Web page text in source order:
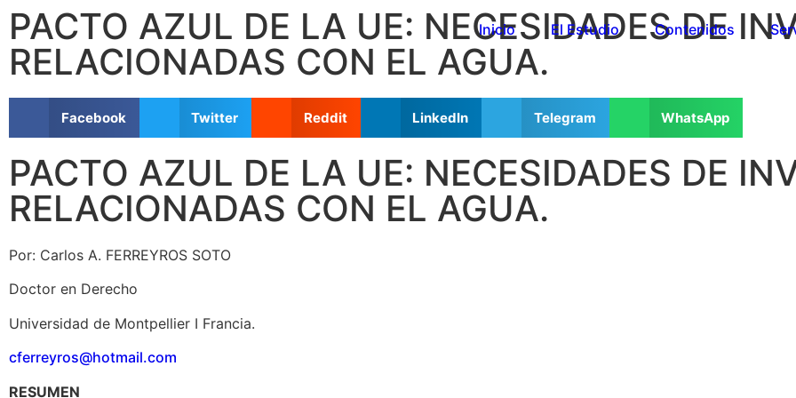
Inicio El Estudio Contenidos
PACTO AZUL DE LA UE: NECESIDADES DE
RELACIONADAS CON EL AGUA.
Facebook Twitter Reddit LinkedIn Telegram WhatsApp
PACTO AZUL DE LA UE: NECESIDADES DE
RELACIONADAS CON EL AGUA.
Por: Carlos A. FERREYROS SOTO
Doctor en Derecho
Universidad de Montpellier I Francia.
cferreyros@hotmail.com
RESUMEN